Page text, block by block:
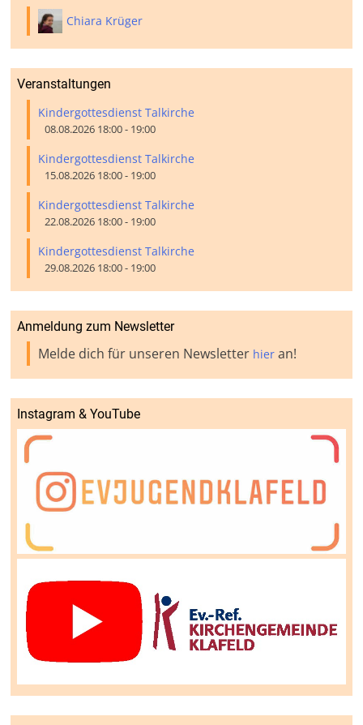
Chiara Krüger
Veranstaltungen
Kindergottesdienst Talkirche
08.08.2026 18:00 - 19:00
Kindergottesdienst Talkirche
15.08.2026 18:00 - 19:00
Kindergottesdienst Talkirche
22.08.2026 18:00 - 19:00
Kindergottesdienst Talkirche
29.08.2026 18:00 - 19:00
Anmeldung zum Newsletter
Melde dich für unseren Newsletter hier an!
Instagram & YouTube